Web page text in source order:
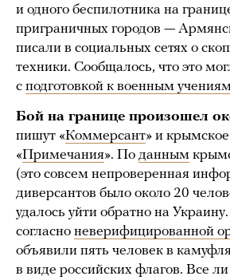
и одного беспилотника на
приграничных городов —
писали в социальных сетях о
техники. Сообщалось, что это
с подготовкой к военным
Бой на границе произошел
пишут «Коммерсант» и
«Примечания». По данным
(это совсем непроверенная
диверсантов было около 20
удалось уйти обратно на
согласно неверифицированной
объявили пять человек в
в виде российских флагов. Все